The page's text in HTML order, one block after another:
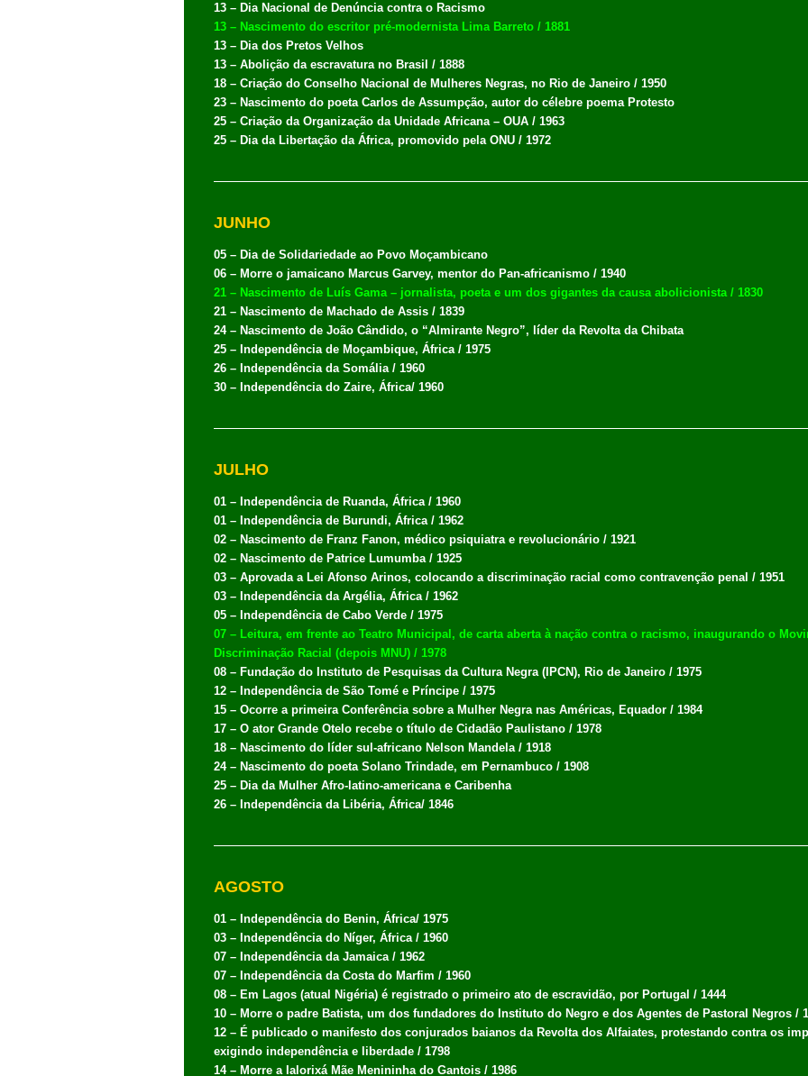
13 – Dia Nacional de Denúncia contra o Racismo
13 – Nascimento do escritor pré-modernista Lima Barreto / 1881
13 – Dia dos Pretos Velhos
13 – Abolição da escravatura no Brasil / 1888
18 – Criação do Conselho Nacional de Mulheres Negras, no Rio de Janeiro / 1950
23 – Nascimento do poeta Carlos de Assumpção, autor do célebre poema Protesto
25 – Criação da Organização da Unidade Africana – OUA / 1963
25 – Dia da Libertação da África, promovido pela ONU / 1972
JUNHO
05 – Dia de Solidariedade ao Povo Moçambicano
06 – Morre o jamaicano Marcus Garvey, mentor do Pan-africanismo / 1940
21 – Nascimento de Luís Gama – jornalista, poeta e um dos gigantes da causa abolicionista / 1830
21 – Nascimento de Machado de Assis / 1839
24 – Nascimento de João Cândido, o “Almirante Negro”, líder da Revolta da Chibata
25 – Independência de Moçambique, África / 1975
26 – Independência da Somália / 1960
30 – Independência do Zaire, África/ 1960
JULHO
01 – Independência de Ruanda, África / 1960
01 – Independência de Burundi, África / 1962
02 – Nascimento de Franz Fanon, médico psiquiatra e revolucionário / 1921
02 – Nascimento de Patrice Lumumba / 1925
03 – Aprovada a Lei Afonso Arinos, colocando a discriminação racial como contravenção penal / 1951
03 – Independência da Argélia, África / 1962
05 – Independência de Cabo Verde / 1975
07 – Leitura, em frente ao Teatro Municipal, de carta aberta à nação contra o racismo, inaugurando o
Discriminação Racial (depois MNU) / 1978
08 – Fundação do Instituto de Pesquisas da Cultura Negra (IPCN), Rio de Janeiro / 1975
12 – Independência de São Tomé e Príncipe / 1975
15 – Ocorre a primeira Conferência sobre a Mulher Negra nas Américas, Equador / 1984
17 – O ator Grande Otelo recebe o título de Cidadão Paulistano / 1978
18 – Nascimento do líder sul-africano Nelson Mandela / 1918
24 – Nascimento do poeta Solano Trindade, em Pernambuco / 1908
25 – Dia da Mulher Afro-latino-americana e Caribenha
26 – Independência da Libéria, África/ 1846
AGOSTO
01 – Independência do Benin, África/ 1975
03 – Independência do Níger, África / 1960
07 – Independência da Jamaica / 1962
07 – Independência da Costa do Marfim / 1960
08 – Em Lagos (atual Nigéria) é registrado o primeiro ato de escravidão, por Portugal / 1444
10 – Morre o padre Batista, um dos fundadores do Instituto do Negro e dos Agentes de Pastoral Negros /
12 – É publicado o manifesto dos conjurados baianos da Revolta dos Alfaiates, protestando contra os
exigindo independência e liberdade / 1798
14 – Morre a Ialorixá Mãe Menininha do Gantois / 1986